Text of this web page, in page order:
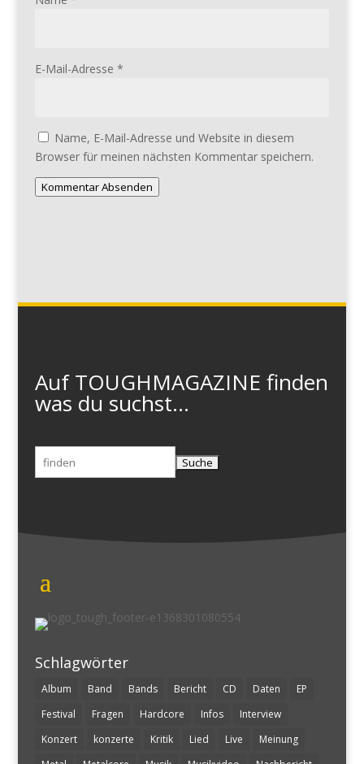
E-Mail-Adresse *
Name, E-Mail-Adresse und Website in diesem
Browser für meinen nächsten Kommentar speichern.
Kommentar Absenden
Auf TOUGHMAGAZINE finden
was du suchst...
Suchen
nach:
Schlagwörter
Album Band Bands Bericht CD Daten
EP
Festival
Fragen Hardcore Infos
Interview
Konzert
konzerte Kritik Lied Live
Meinung